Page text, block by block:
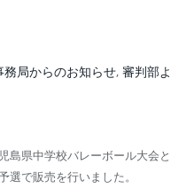
務局からのお知らせ, 審判部よ
島県中学校バレーボール大会と
で販売を行いました。